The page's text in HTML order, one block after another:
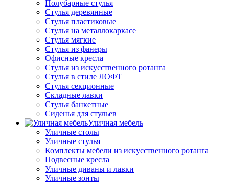
Полубарные стулья
Стулья деревянные
Стулья пластиковые
Стулья на металлокаркасе
Стулья мягкие
Стулья из фанеры
Офисные кресла
Стулья из искусственного ротанга
Стулья в стиле ЛОФТ
Стулья секционные
Складные лавки
Стулья банкетные
Сиденья для стульев
Уличная мебель
Уличные столы
Уличные стулья
Комплекты мебели из искусственного ротанга
Подвесные кресла
Уличные диваны и лавки
Уличные зонты